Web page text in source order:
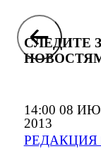
14:00 08
2013
РЕДАКЦИЯ
СЛЕДИТЕ